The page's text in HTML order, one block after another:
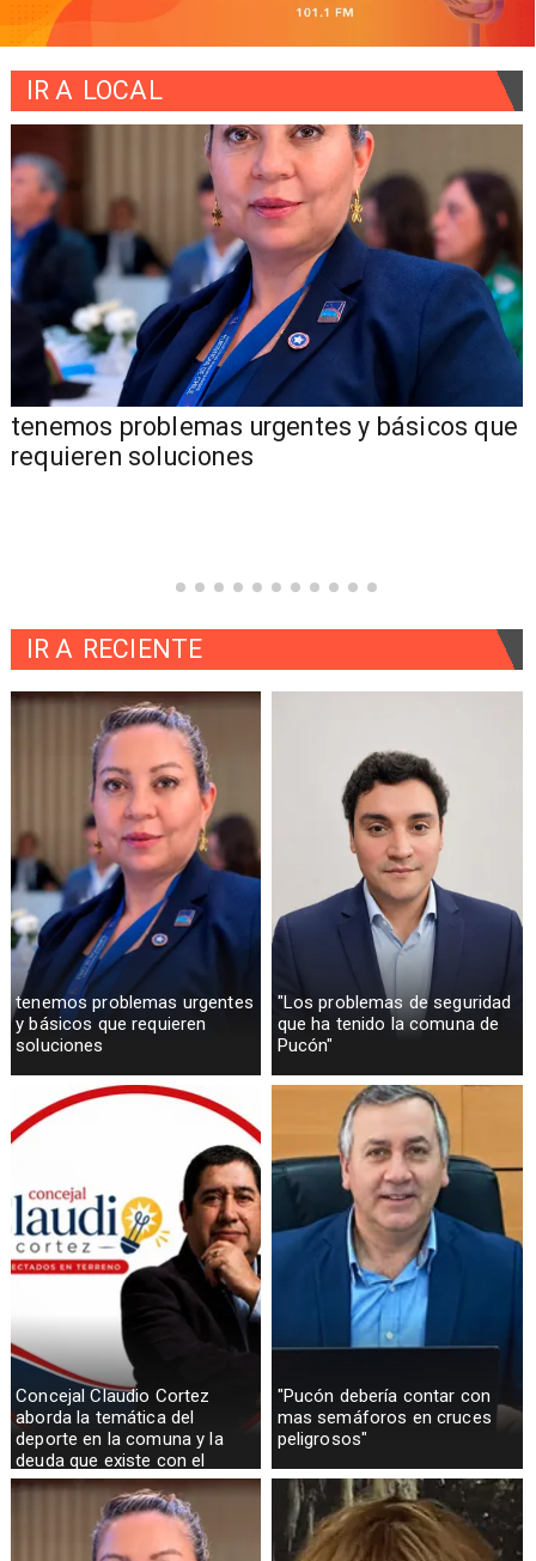
IR A LOCAL
tenemos problemas urgentes y básicos que
requieren soluciones
tenemos problemas urgentes
y básicos que requieren
soluciones
"Los problemas de seguridad
que ha tenido la comuna de
Pucón"
Concejal Claudio Cortez
aborda la temática del
deporte en la comuna y la
deuda que existe con el
sector rural
"Pucón debería contar con
mas semáforos en cruces
peligrosos"
IR A RECIENTE